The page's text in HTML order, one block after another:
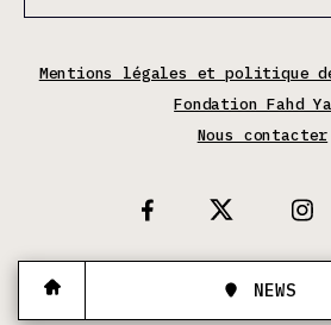
NEWS
Mentions légales et politique
Fondation Fahd
Nous contacter
Facebook
X